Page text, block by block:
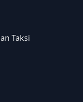
Taksi